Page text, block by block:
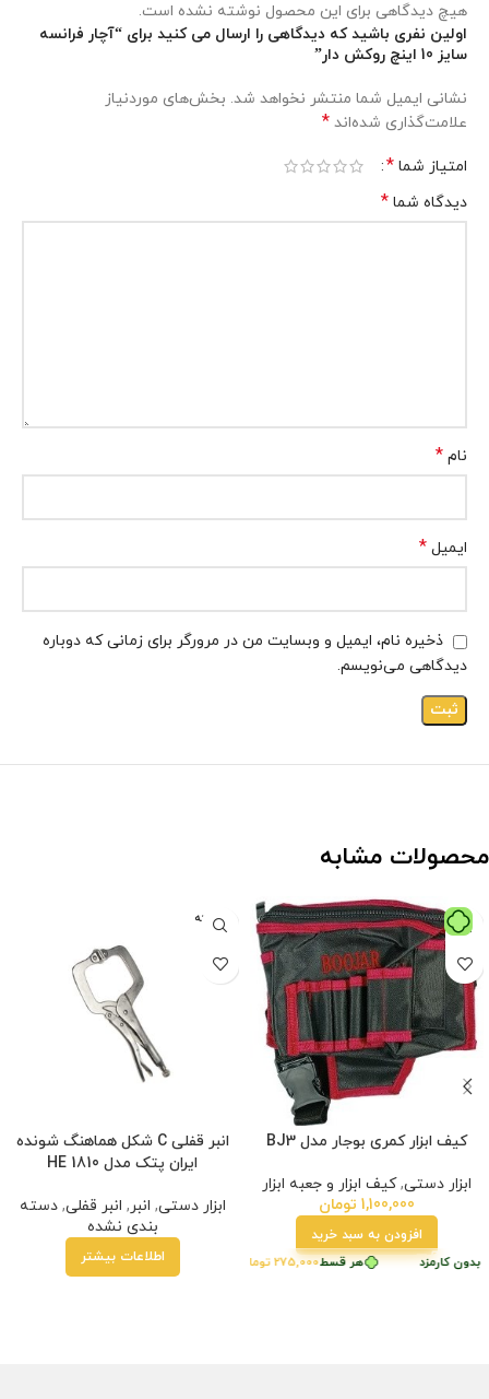
هیچ دیدگاهی برای این محصول نوشته نشده است.
اولین نفری باشید که دیدگاهی را ارسال می کنید برای “آچار فرانسه
سایز 10 اینچ روکش دار”
نشانی ایمیل شما منتشر نخواهد شد. بخش‌های موردنیاز
علامت‌گذاری شده‌اند *
امتیاز شما *
دیدگاه شما *
نام *
ایمیل *
ذخیره نام، ایمیل و وبسایت من در مرورگر برای زمانی که دوباره
دیدگاهی می‌نویسم.
محصولات مشابه
هر قسط275,000تومان خرید قسطی با ترب‌پی بدون کارمزد کارمزد
کیف ابزار کمری بوجار مدل BJ3
ابزار دستی,کیف ابزار و جعبه ابزار
1,100,000 تومان
افزودن به سبد خرید
فروخته
شده
انبر قفلی C شکل هماهنگ شونده
ایران پتک مدل HE 1810
ابزار دستی, انبر, انبر قفلی,دسته
بندی نشده
اطلاعات بیشتر
تیم پشتیبانی عصر ابزار آماده ی پاسخ به سوالات شما